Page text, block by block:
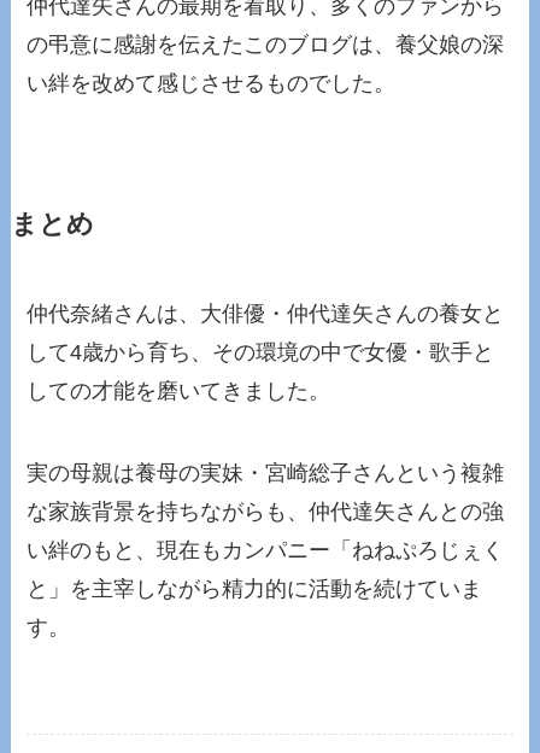
仲代達矢さんの最期を看取り、多くのファンから
の弔意に感謝を伝えたこのブログは、養父娘の深
い絆を改めて感じさせるものでした。
まとめ
仲代奈緒さんは、大俳優・仲代達矢さんの養女と
して4歳から育ち、その環境の中で女優・歌手と
しての才能を磨いてきました。
実の母親は養母の実妹・宮崎総子さんという複雑
な家族背景を持ちながらも、仲代達矢さんとの強
い絆のもと、現在もカンパニー「ねねぷろじぇく
と」を主宰しながら精力的に活動を続けていま
す。